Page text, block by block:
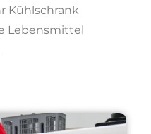
Kühlschrank
Lebensmittel